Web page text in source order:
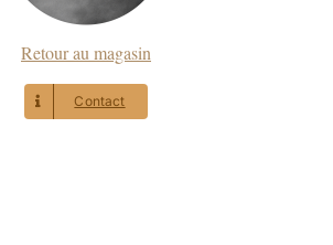
Retour au magasin
Contact